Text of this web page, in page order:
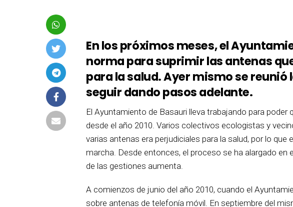
En los próximos meses, el
norma para suprimir las antenas
para la salud. Ayer mismo se
seguir dando pasos adelante.
El Ayuntamiento de Basauri lleva trabajando para
desde el año 2010. Varios colectivos ecologistas y
varias antenas era perjudiciales para la salud, por lo que
marcha. Desde entonces, el proceso se ha alargado
de las gestiones aumenta.
A comienzos de junio del año 2010, cuando el
sobre antenas de telefonía móvil. En septiembre del